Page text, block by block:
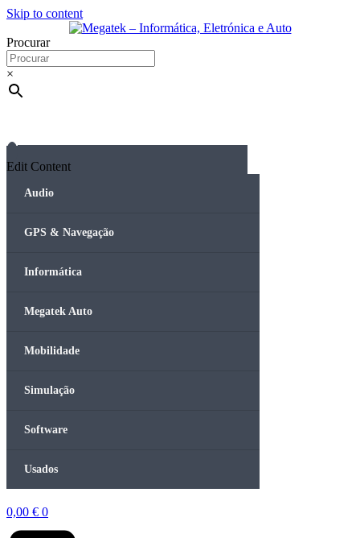
Skip to content
Procurar
×
Edit Content
Audio
GPS & Navegação
Informática
Megatek Auto
Mobilidade
Simulação
Software
Usados
0,00 € 0